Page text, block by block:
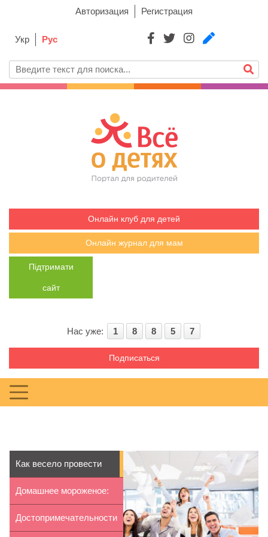
Авторизация Регистрация
Укр Рус
Онлайн клуб для детей
Онлайн журнал для мам
Підтримати
сайт
Нас уже: 1 8 8 5 7
Подписаться
Как весело провести
корпоратив ...
Домашнее мороженое:
секреты при...
Достопримечательности